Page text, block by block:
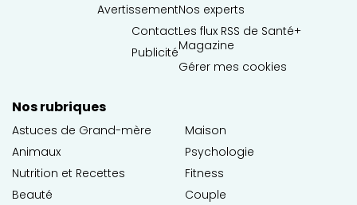
Avertissement
Contact
Publicité
Nos experts
Les flux RSS de Santé+
Magazine
Gérer mes cookies
Nos rubriques
Astuces de Grand-mère
Animaux
Nutrition et Recettes
Beauté
Maison
Psychologie
Fitness
Couple